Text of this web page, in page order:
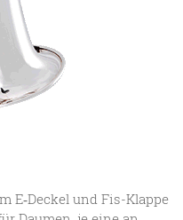
E‑Deckel und Fis-Klappe